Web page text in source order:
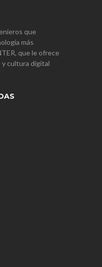
que
más
que le ofrece
cultura digital